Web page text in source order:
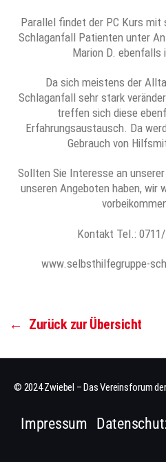
Parallel findet der PC Kurs mit
Schlaganfall Patienten unter
Marion D. ebenfalls
Da sich meistens der
Schlaganfall sehr stark
treffen sich diese
Erfahrungsaustausch. Da
Gebrauch von
Sollten Sie Interesse an
unseren Angeboten haben, wir
Kontakt Tel.:
www.selbsthilfegruppe-
← Zurück zur Übersicht
© 2024 Zwiebel – Das Vereinsforum
Impressum